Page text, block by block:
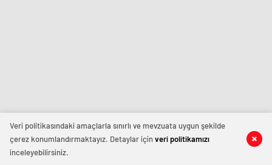
Veri politikasındaki amaçlarla sınırlı ve mevzuata uygun şekilde
çerez konumlandırmaktayız. Detaylar içinveri politikamızı
inceleyebilirsiniz.